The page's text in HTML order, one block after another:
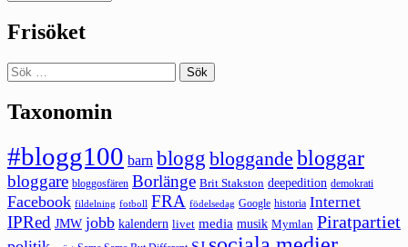
Frisöket
Sök
efter:
Taxonomin
#blogg100 barn blogg bloggande bloggar
bloggare bloggosfären Borlänge Brit Stakston deepedition demokrati
Facebook fildelning fotboll FRA födelsedag Google historia Internet
IPRed JMW jobb kalendern livet media musik Mymlan Piratpartiet